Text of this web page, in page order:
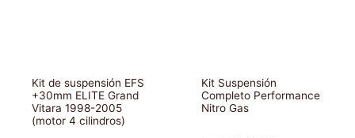
Kit de suspensión EFS
+30mm ELITE Grand
Vitara 1998-2005
(motor 4 cilindros)
Kit Suspensión
Completo Performance
Nitro Gas